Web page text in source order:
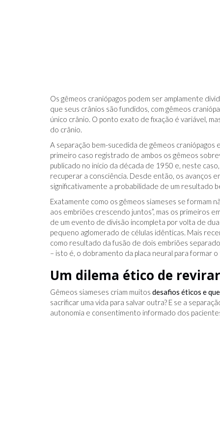
Os gêmeos craniópagos podem ser amplamente
que seus crânios são fundidos, com gêmeos
único crânio. O ponto exato de fixação é variável,
do crânio.
A separação bem-sucedida de gêmeos
primeiro caso registrado de ambos os gêmeos
publicado no início da década de 1950 e, neste
recuperar a consciência. Desde então, os avanços
significativamente a probabilidade de um resultado
Exatamente como os gêmeos siameses se formam
aos embriões crescendo juntos”, mas os primeiros
de um evento de divisão incompleta por volta de
pequeno aglomerado de células idênticas. Mais
como resultado da fusão de dois embriões
– isto é, o dobramento da placa neural para formar
Um dilema ético de
Gêmeos siameses criam muitos desafios éticos e
sacrificar uma vida para salvar outra? E se a
autonomia e consentimento informado dos